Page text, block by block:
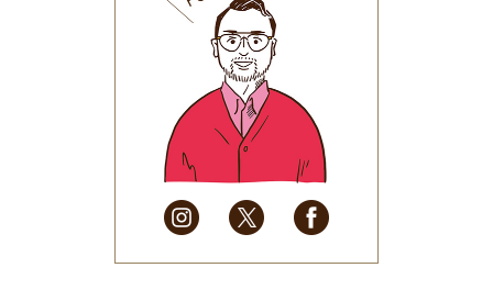
2025年8月(31)
2025年7月(37)
2025年6月(48)
2025年5月
(41)
2025年4月
(32)
2025年3月(31)
2025年2月
(28)
2025年1月
(34)